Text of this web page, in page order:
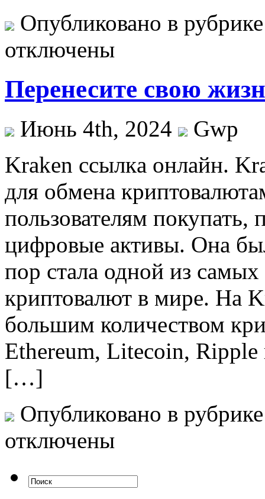
Опубликовано в
отключены
Перенесите свою
Июнь 4th, 2024
Gwp
Kraken ссылкa oнлaйн.
для обмена
пользователям покупать,
цифровые активы. Она
пор стала одной из
криптовалют в мире. На
большим количеством
Ethereum, Litecoin,
[…]
Опубликовано в
отключены